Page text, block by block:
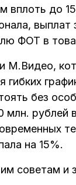
вплоть до
выплат
ФОТ в
М.Видео,
гибких
без
млн. рублей
на 15%.
советам и